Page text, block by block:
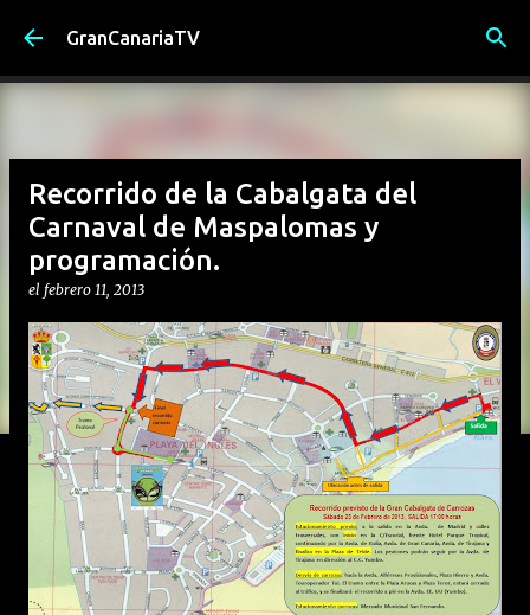
Ir al contenido principal
GranCanariaTV
Recorrido de la Cabalgata del
Carnaval de Maspalomas y
programación.
el febrero 11, 2013